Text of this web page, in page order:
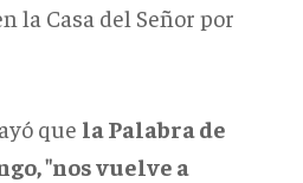
la Casa del Señor por
que la Palabra de
"nos vuelve a